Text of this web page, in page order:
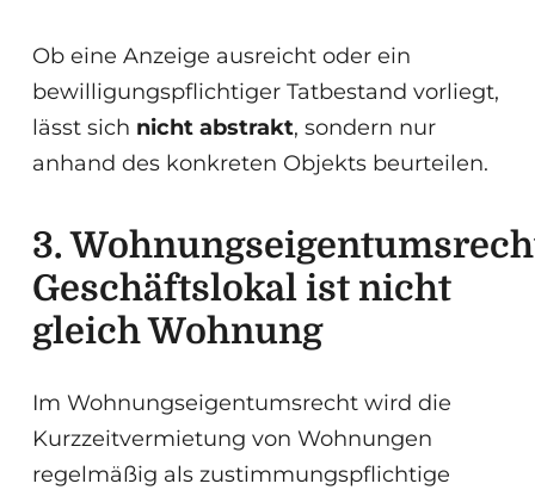
Ob eine Anzeige ausreicht oder ein
bewilligungspflichtiger Tatbestand vorliegt,
lässt sich nicht abstrakt, sondern nur
anhand des konkreten Objekts beurteilen.
3.
Geschäftslokal ist nicht
gleich Wohnung
Im Wohnungseigentumsrecht wird die
Kurzzeitvermietung von Wohnungen
regelmäßig als zustimmungspflichtige